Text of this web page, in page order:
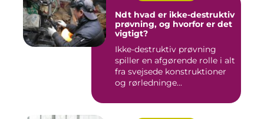
Ndt hvad er ikke-destruktiv
prøvning, og hvorfor er det
vigtigt?
Ikke-destruktiv prøvning
spiller en afgørende rolle i alt
fra svejsede konstruktioner
og rørledninge...